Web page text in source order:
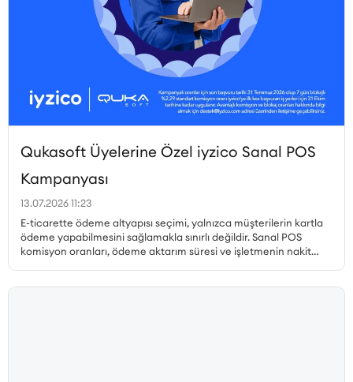
Qukasoft Üyelerine Özel iyzico Sanal POS
Kampanyası
13.07.2026 11:23
E-ticarette ödeme altyapısı seçimi, yalnızca müşterilerin kartla
ödeme yapabilmesini sağlamakla sınırlı değildir. Sanal POS
komisyon oranları, ödeme aktarım süresi ve işletmenin nakit